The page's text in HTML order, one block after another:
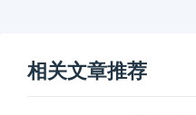
相关文章推荐